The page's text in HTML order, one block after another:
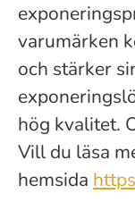
varumärken
och stärker
hög kvalitet.
Vill du läsa
hemsida